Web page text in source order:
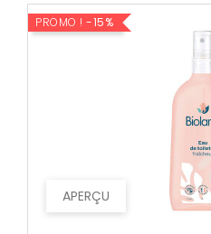
APERÇU
PROMO ! -15%